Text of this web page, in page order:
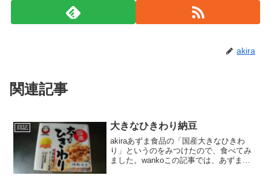
akira
関連記事
日記 大きなひきわり納豆
akiraあずま食品の「国産大きなひきわ
り」というのをみつけたので、食べてみ
ました。wankoこの記事では、あずま食